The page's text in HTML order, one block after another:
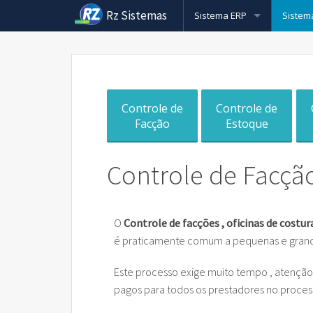
Rz Sistemas Sistema ERP
Nota
Nota
Rz
Cobrança Bancaria
Rz Vendas Força
Rz e-
CRM
Formação do Preço de
Rz Barcode
Sistema
Controle de
Facção
Controle de
Estoque
Controle de
O Controle de facções , oficinas de
é praticamente comum a pequenas e
Este processo exige muito tempo ,
pagos para todos os prestadores no